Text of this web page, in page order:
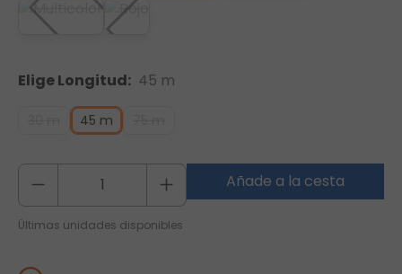
Elige Longitud: 45 m
45 m
Añade a la cesta
Últimas unidades disponibles